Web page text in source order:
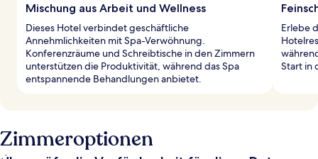
Mischung aus Arbeit und Wellness
Dieses Hotel verbindet geschäftliche
Annehmlichkeiten mit Spa-Verwöhnung.
Konferenzräume und Schreibtische in den Zimmern
unterstützen die Produktivität, während das Spa
entspannende Behandlungen anbietet.
Erlebe
Start in
Zimmeroptionen